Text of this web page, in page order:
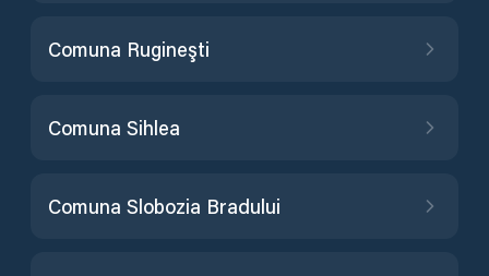
Comuna Rugineşti
Comuna Sihlea
Comuna Slobozia Bradului